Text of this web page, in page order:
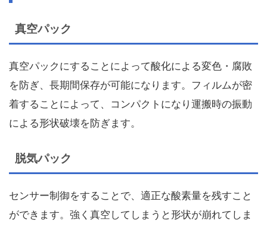
真空パック
真空パックにすることによって酸化による変色・腐敗
を防ぎ、長期間保存が可能になります。フィルムが密
着することによって、コンパクトになり運搬時の振動
による形状破壊を防ぎます。
脱気パック
センサー制御をすることで、適正な酸素量を残すこと
ができます。強く真空してしまうと形状が崩れてしま